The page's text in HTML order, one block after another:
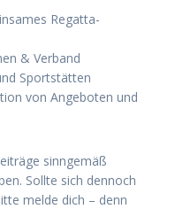
Regatta-
& Verband
Sportstätten
von Angeboten und
sinngemäß
Sollte sich dennoch
melde dich – denn